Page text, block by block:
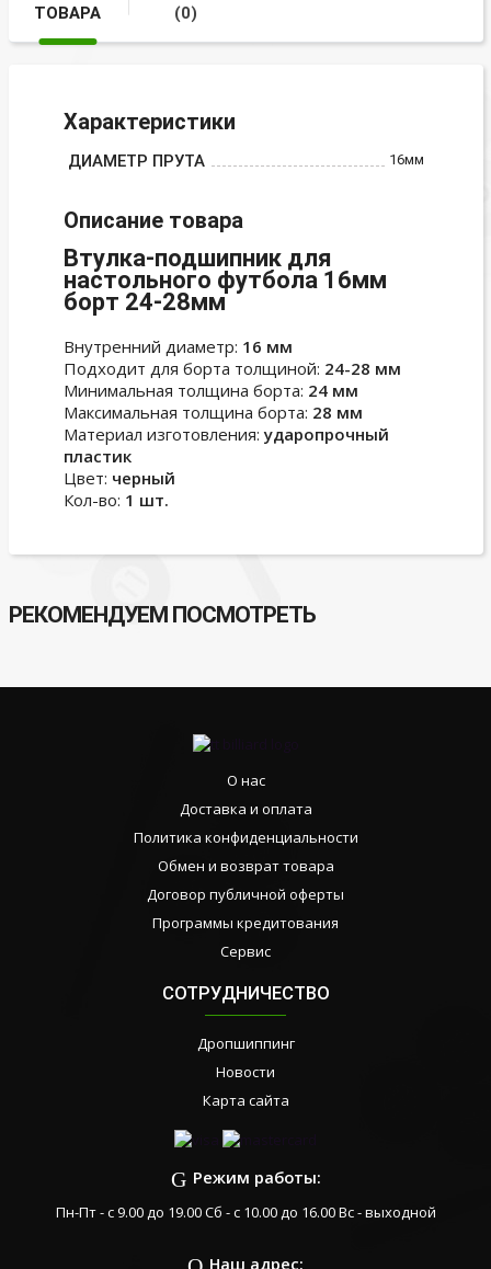
ТОВАРА
(0)
Характеристики
ДИАМЕТР ПРУТА 16мм
Описание товара
Втулка-подшипник для
настольного футбола 16мм
борт 24-28мм
Внутренний диаметр: 16 мм
Подходит для борта толщиной: 24-28 мм
Минимальная толщина борта: 24 мм
Максимальная толщина борта: 28 мм
Материал изготовления:ударопрочный
пластик
Цвет: черный
Кол-во: 1 шт.
РЕКОМЕНДУЕМ ПОСМОТРЕТЬ
О нас
Доставка и оплата
Политика конфиденциальности
Обмен и возврат товара
Договор публичной оферты
Программы кредитования
Сервис
СОТРУДНИЧЕСТВО
Дропшиппинг
Новости
Карта сайта
Режим работы:
Пн-Пт - с 9.00 до 19.00 Сб - с 10.00 до 16.00 Вс - выходной
Наш адрес: